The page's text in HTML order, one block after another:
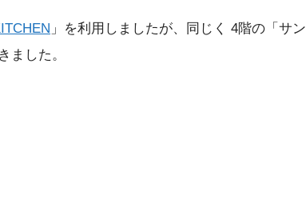
」を利用しましたが、同じく 4階の「サン
ました。